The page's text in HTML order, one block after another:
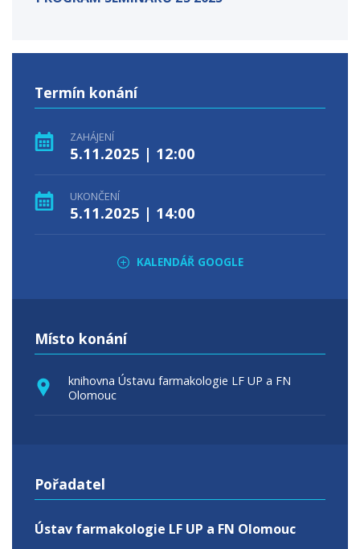
Termín konání
ZAHÁJENÍ
5.11.2025 | 12:00
UKONČENÍ
5.11.2025 | 14:00
KALENDÁŘ GOOGLE
Místo konání
knihovna Ústavu farmakologie LF UP a FN
Olomouc
Pořadatel
Ústav farmakologie LF UP a FN Olomouc